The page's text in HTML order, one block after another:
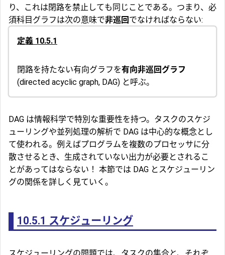
り、これは閉路を禁止しても同じことである。つまり、必
須科目グラフは次の意味で非巡回 でなければならない:
定義 10.5.1
閉路を持たない有向グラフを有向非巡回グラフ
(directed acyclic graph, DAG) と呼ぶ。
DAG は情報科学で特別な重要性を持つ。タスクのスケジ
ューリングや並列処理の解析で DAG は中心的な概念とし
て使われる。例えばプログラムを複数のプロセッサに分
散させるとき、生成されていない出力が必要とされるこ
とがあってはならない！ 本節では DAG とスケジューリン
グの関係を詳しく見ていく。
10.5.1 スケジューリング